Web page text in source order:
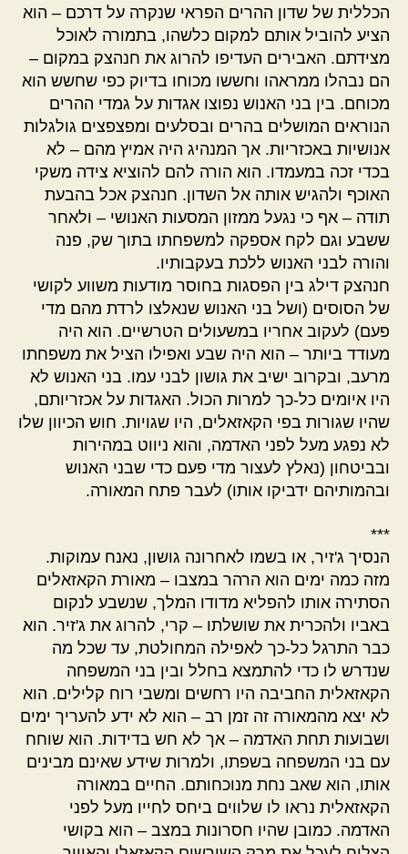
הכללית של שדון ההרים הפראי שנקרה על דרכם – הוא
הציע להוביל אותם למקום כלשהו, בתמורה לאוכל
מצידתם. האבירים העדיפו להרוג את חנהצק במקום –
הם נבהלו ממראהו וחששו מכוחו בדיוק כפי שחשש הוא
מכוחם. בין בני האנוש נפוצו אגדות על גמדי ההרים
הנוראים המושלים בהרים ובסלעים ומפצפצים גולגלות
אנושיות באכזריות. אך המנהיג היה אמיץ מהם – לא
בכדי זכה במעמדו. הוא הורה להם להוציא צידה משקי
האוכף ולהגיש אותה אל השדון. חנהצק אכל בהבעת
תודה – אף כי נגעל ממזון המסעות האנושי – ולאחר
ששבע וגם לקח אספקה למשפחתו בתוך שק, פנה
והורה לבני האנוש ללכת בעקבותיו.
חנהצק דילג בין הפסגות בחוסר מודעות משווע לקושי
של הסוסים (ושל בני האנוש שנאלצו לרדת מהם מדי
פעם) לעקוב אחריו במשעולים הטרשיים. הוא היה
מעודד ביותר – הוא היה שבע ואפילו הציל את משפחתו
מרעב, ובקרוב ישיב את גושון לבני עמו. בני האנוש לא
היו איומים כל-כך למרות הכול. האגדות על אכזריותם,
שהיו שגורות בפי הקאזאלים, היו שגויות. חוש הכיוון שלו
לא נפגע מעל לפני האדמה, והוא ניווט במהירות
ובביטחון (נאלץ לעצור מדי פעם כדי שבני האנוש
ובהמותיהם ידביקו אותו) לעבר פתח המאורה.
***
הנסיך ג'זיר, או בשמו לאחרונה גושון, נאנח עמוקות.
מזה כמה ימים הוא הרהר במצבו – מאורת הקאזאלים
הסתירה אותו להפליא מדודו המלך, שנשבע לנקום
באביו ולהכרית את שושלתו – קרי, להרוג את ג'זיר. הוא
כבר התרגל כל-כך לאפילה המחולטת, עד שכל מה
שנדרש לו כדי להתמצא בחלל ובין בני המשפחה
הקאזאלית החביבה היו רחשים ומשבי רוח קלילים. הוא
לא יצא מהמאורה זה זמן רב – הוא לא ידע להעריך ימים
ושבועות תחת האדמה – אך לא חש בדידות. הוא שוחח
עם בני המשפחה בשפתו, ולמרות שידע שאינם מבינים
אותו, הוא שאב נחת מנוכחותם. החיים במאורה
הקאזאלית נראו לו שלווים ביחס לחייו מעל לפני
האדמה. כמובן שהיו חסרונות במצב – הוא בקושי